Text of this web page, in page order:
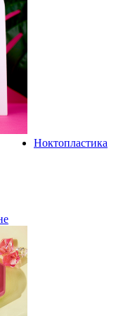
Ноктопластика